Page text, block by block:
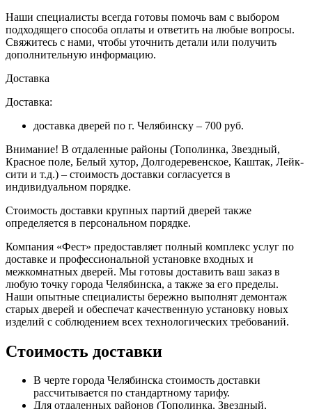
Наши специалисты всегда готовы помочь вам с выбором
подходящего способа оплаты и ответить на любые вопросы.
Свяжитесь с нами, чтобы уточнить детали или получить
дополнительную информацию.
Доставка
Доставка:
доставка дверей по г. Челябинску – 700 руб.
Внимание! В отдаленные районы (Тополинка, Звездный,
Красное поле, Белый хутор, Долгодеревенское, Каштак, Лейк-
сити и т.д.) – стоимость доставки согласуется в
индивидуальном порядке.
Стоимость доставки крупных партий дверей также
определяется в персональном порядке.
Компания «Фест» предоставляет полный комплекс услуг по
доставке и профессиональной установке входных и
межкомнатных дверей. Мы готовы доставить ваш заказ в
любую точку города Челябинска, а также за его пределы.
Наши опытные специалисты бережно выполнят демонтаж
старых дверей и обеспечат качественную установку новых
изделий с соблюдением всех технологических требований.
Стоимость доставки
В черте города Челябинска стоимость доставки
рассчитывается по стандартному тарифу.
Для отдаленных районов (Тополинка, Звездный,